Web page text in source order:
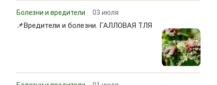
Болезни и вредители 03 июля
📌Вредители и болезни. ГАЛЛОВАЯ ТЛЯ